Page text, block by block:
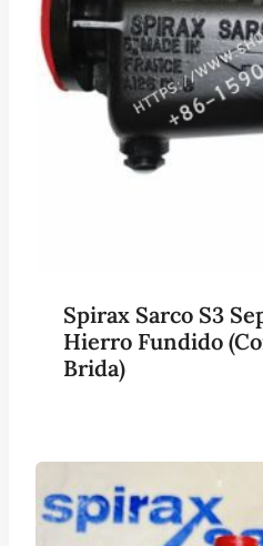
Spirax Sarco S3
Hierro Fundido
Brida)